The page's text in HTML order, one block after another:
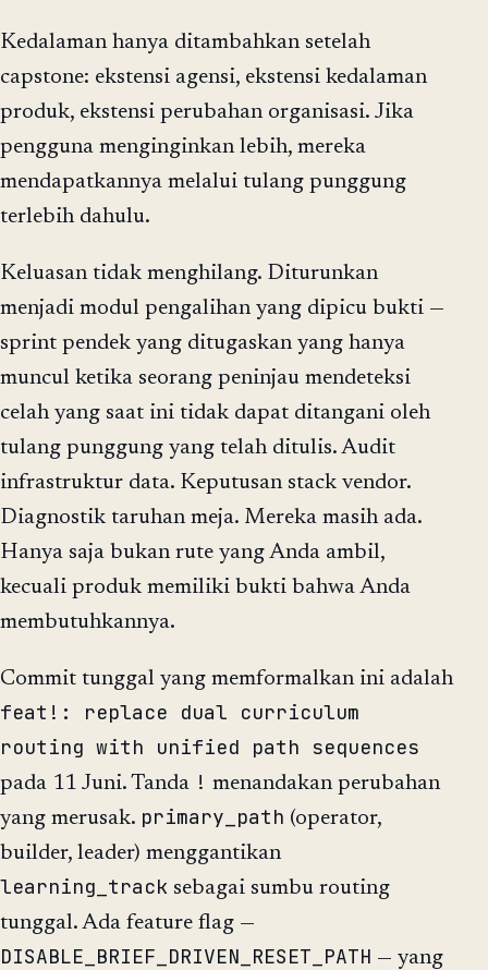
Kedalaman hanya ditambahkan setelah
capstone: ekstensi agensi, ekstensi kedalaman
produk, ekstensi perubahan organisasi. Jika
pengguna menginginkan lebih, mereka
mendapatkannya melalui tulang punggung
terlebih dahulu.
Keluasan tidak menghilang. Diturunkan
menjadi modul pengalihan yang dipicu bukti —
sprint pendek yang ditugaskan yang hanya
muncul ketika seorang peninjau mendeteksi
celah yang saat ini tidak dapat ditangani oleh
tulang punggung yang telah ditulis. Audit
infrastruktur data. Keputusan stack vendor.
Diagnostik taruhan meja. Mereka masih ada.
Hanya saja bukan rute yang Anda ambil,
kecuali produk memiliki bukti bahwa Anda
membutuhkannya.
Commit tunggal yang memformalkan ini adalah
feat!: replace dual curriculum
routing with unified path sequences
pada 11 Juni. Tanda ! menandakan perubahan
yang merusak. primary_path (operator,
builder, leader) menggantikan
learning_track sebagai sumbu routing
tunggal. Ada feature flag —
DISABLE_BRIEF_DRIVEN_RESET_PATH — yang